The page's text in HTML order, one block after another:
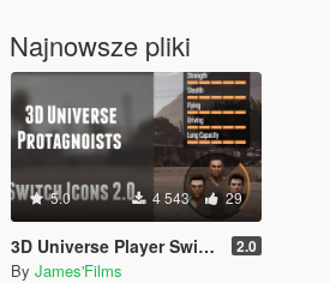
Najnowsze pliki
5.0 4 543 29
3D Universe Player Switch Icons [Claude, Tommy & CJ] 2.0
By James'Films